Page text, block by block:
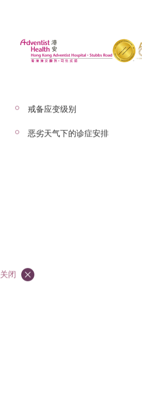
2025年12月1日
告別退化
姜先生是一名地盘工人，
常生活。期间他曾尝试服
最终，姜先生接受了双膝
若想了解更多关于姜先生
戒备应变级别
恶劣天气下的诊症安排
关闭